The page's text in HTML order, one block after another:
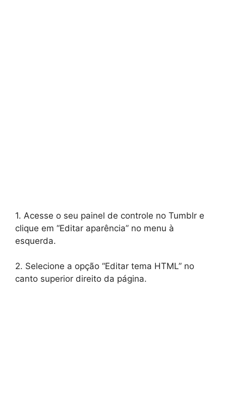
1. Acesse o seu painel de controle no Tumblr e
clique em “Editar aparência” no menu à
esquerda.
2. Selecione a opção “Editar tema HTML” no
canto superior direito da página.